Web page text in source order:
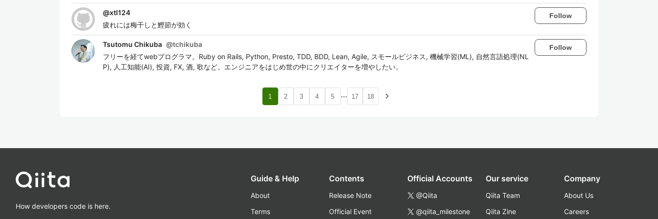
@xtl124
疲れには梅干しと鰹節が効く
Follow
Tsutomu Chikuba @tchikuba
フリーを経てwebプログラマ。Ruby on Rails, Python, Presto, TDD, BDD, Lean, Agile, スモールビジネス, 機械学習(ML), 自然言語処理(NL
P), 人工知能(AI), 投資, FX, 酒, 歌など。エンジニアをはじめ世の中にクリエイターを増やしたい。
Follow
1 2 3 4 5 … 17 18 navigate_next
How developers code is here.
Guide & Help
About
Terms
Contents
Release Note
Official Event
Official Accounts
@Qiita
@qiita_milestone
Our service
Qiita Team
Qiita Zine
Company
About Us
Careers